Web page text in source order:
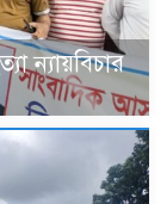
ন্যায়বিচার